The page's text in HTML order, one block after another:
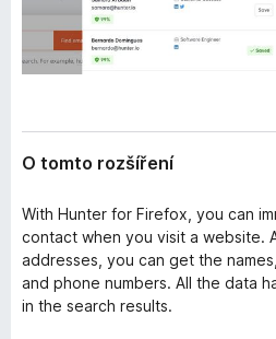
O tomto rozšíření
With Hunter for Firefox, you can
contact when you visit a website.
addresses, you can get the
and phone numbers. All the data
in the search results.